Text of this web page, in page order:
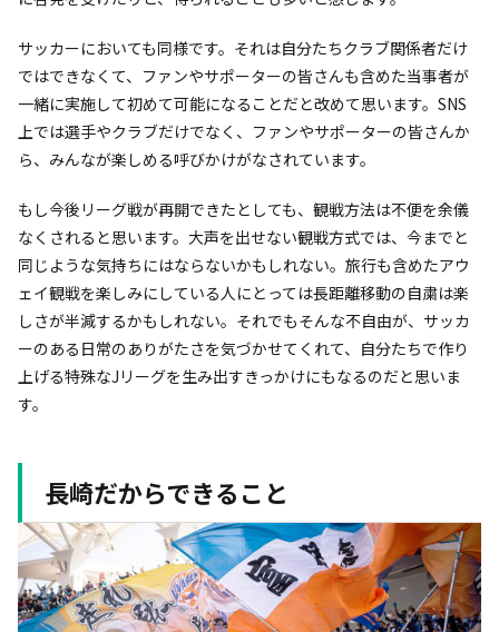
サッカーにおいても同様です。それは自分たちクラブ関係者だけ
ではできなくて、ファンやサポーターの皆さんも含めた当事者が
一緒に実施して初めて可能になることだと改めて思います。SNS
上では選手やクラブだけでなく、ファンやサポーターの皆さんか
ら、みんなが楽しめる呼びかけがなされています。
もし今後リーグ戦が再開できたとしても、観戦方法は不便を余儀
なくされると思います。大声を出せない観戦方式では、今までと
同じような気持ちにはならないかもしれない。旅行も含めたアウ
ェイ観戦を楽しみにしている人にとっては長距離移動の自粛は楽
しさが半減するかもしれない。それでもそんな不自由が、サッカ
ーのある日常のありがたさを気づかせてくれて、自分たちで作り
上げる特殊なJリーグを生み出すきっかけにもなるのだと思いま
す。
長崎だからできること